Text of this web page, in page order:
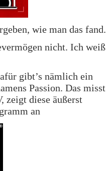
wie man das fand.
nicht. Ich weiß
gibt’s nämlich ein
Passion. Das misst
zeigt diese äußerst
an